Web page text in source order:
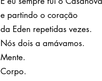
e partindo o coração
da Eden repetidas vezes.
Nós dois a amávamos.
Mente.
Corpo.